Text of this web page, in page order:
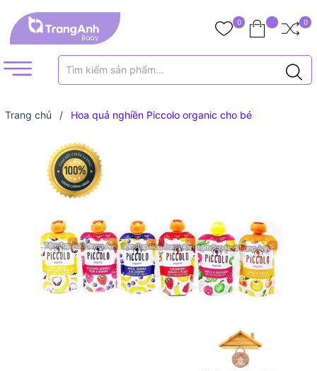
0 0
Trang chủ / Hoa quả nghiền Piccolo organic cho bé